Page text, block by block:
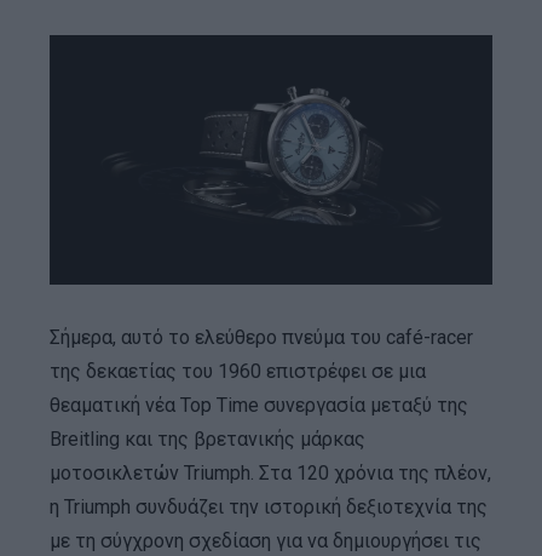
Σήμερα, αυτό το ελεύθερο πνεύμα του café-racer
της δεκαετίας του 1960 επιστρέφει σε μια
θεαματική νέα Top Time συνεργασία μεταξύ της
Breitling και της βρετανικής μάρκας
μοτοσικλετών Triumph. Στα 120 χρόνια της πλέον,
η Triumph συνδυάζει την ιστορική δεξιοτεχνία της
με τη σύγχρονη σχεδίαση για να δημιουργήσει τις